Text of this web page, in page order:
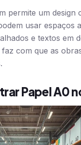
permite um design
usar espaços
e textos em
com que as
Papel A0